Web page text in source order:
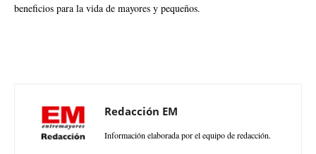
beneficios para la vida de mayores y pequeños.
Redacción EM
Información elaborada por el equipo de redacción.